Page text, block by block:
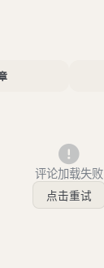
评论加载失败
点击重试